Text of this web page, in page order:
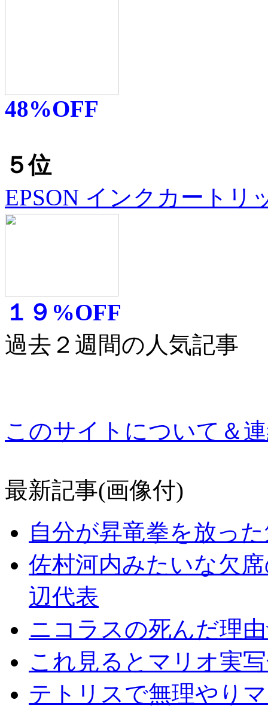
48%OFF
５位
EPSON インクカートリ
１９%OFF
過去２週間の人気記事
このサイトについて＆
最新記事(画像付)
自分が昇竜拳を放っ
佐村河内みたいな欠
辺代表
ニコラスの死んだ理
これ見るとマリオ実
テトリスで無理やり